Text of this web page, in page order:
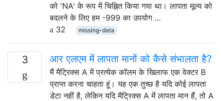
को 'NA' के रूप में चिह्नित किया गया था। लापता मूल्य को
बदलने के लिए हम -999 का उपयोग …
32
missing-data
3 आर एलएम में लापता मानों को कैसे संभालता है?
मैं मैट्रिक्स A में प्रत्येक कॉलम के खिलाफ एक वेक्टर B
प्राप्त करना चाहता हूं। यह एक तुच्छ है यदि कोई लापता
डेटा नहीं है, लेकिन यदि मैट्रिक्स A में लापता मान हैं, तो A